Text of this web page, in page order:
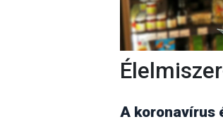
A koronavírus